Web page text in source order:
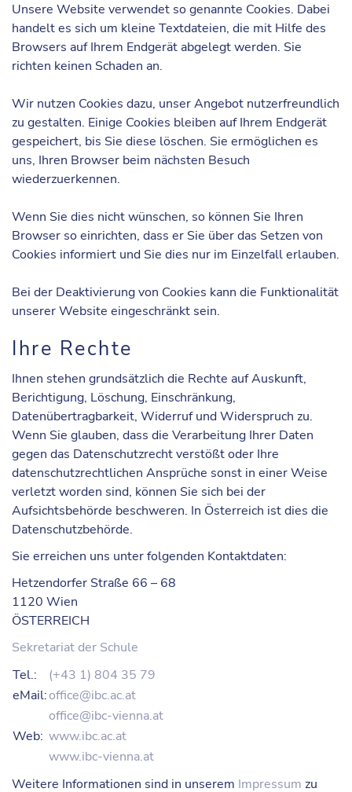
Unsere Website verwendet so genannte Cookies. Dabei
handelt es sich um kleine Textdateien, die mit Hilfe des
Browsers auf Ihrem Endgerät abgelegt werden. Sie
richten keinen Schaden an.
Wir nutzen Cookies dazu, unser Angebot nutzerfreundlich
zu gestalten. Einige Cookies bleiben auf Ihrem Endgerät
gespeichert, bis Sie diese löschen. Sie ermöglichen es
uns, Ihren Browser beim nächsten Besuch
wiederzuerkennen.
Wenn Sie dies nicht wünschen, so können Sie Ihren
Browser so einrichten, dass er Sie über das Setzen von
Cookies informiert und Sie dies nur im Einzelfall erlauben.
Bei der Deaktivierung von Cookies kann die Funktionalität
unserer Website eingeschränkt sein.
Ihre Rechte
Ihnen stehen grundsätzlich die Rechte auf Auskunft,
Berichtigung, Löschung, Einschränkung,
Datenübertragbarkeit, Widerruf und Widerspruch zu.
Wenn Sie glauben, dass die Verarbeitung Ihrer Daten
gegen das Datenschutzrecht verstößt oder Ihre
datenschutzrechtlichen Ansprüche sonst in einer Weise
verletzt worden sind, können Sie sich bei der
Aufsichtsbehörde beschweren. In Österreich ist dies die
Datenschutzbehörde.
Sie erreichen uns unter folgenden Kontaktdaten:
Hetzendorfer Straße 66 – 68
1120 Wien
ÖSTERREICH
Sekretariat der Schule
Tel.:
(+43 1) 804 35 79
eMail:office@ibc.ac.at
office@ibc-vienna.at
Web: www.ibc.ac.at
www.ibc-vienna.at
Weitere Informationen sind in unserem Impressum zu